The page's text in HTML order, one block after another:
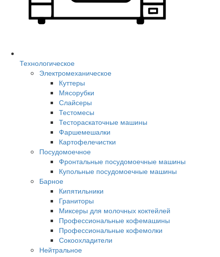
Технологическое
Электромеханическое
Куттеры
Мясорубки
Слайсеры
Тестомесы
Тестораскаточные машины
Фаршемешалки
Картофелечистки
Посудомоечное
Фронтальные посудомоечные машины
Купольные посудомоечные машины
Барное
Кипятильники
Граниторы
Миксеры для молочных коктейлей
Профессиональные кофемашины
Профессиональные кофемолки
Сокоохладители
Нейтральное